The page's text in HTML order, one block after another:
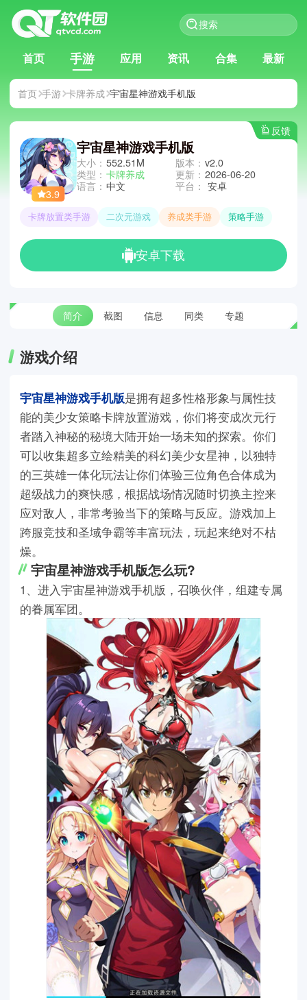
首页 手游 应用 资讯 合集 最新
首页 手游 卡牌养成 宇宙星神游戏手机版
反馈
3.9
宇宙星神游戏手机版
大小： 552.51M
类型： 卡牌养成
语言： 中文
版本： v2.0
更新： 2026-06-20
平台： 安卓
卡牌放置类手游 二次元游戏 养成类手游 策略手游
安卓下载
简介 截图 信息 同类 专题
游戏介绍
宇宙星神游戏手机版是拥有超多性格形象与属性技
能的美少女策略卡牌放置游戏，你们将变成次元行
者踏入神秘的秘境大陆开始一场未知的探索。你们
可以收集超多立绘精美的科幻美少女星神，以独特
的三英雄一体化玩法让你们体验三位角色合体成为
超级战力的爽快感，根据战场情况随时切换主控来
应对敌人，非常考验当下的策略与反应。游戏加上
跨服竞技和圣域争霸等丰富玩法，玩起来绝对不枯
燥。
宇宙星神游戏手机版怎么玩?
1、进入宇宙星神游戏手机版，召唤伙伴，组建专属
的眷属军团。